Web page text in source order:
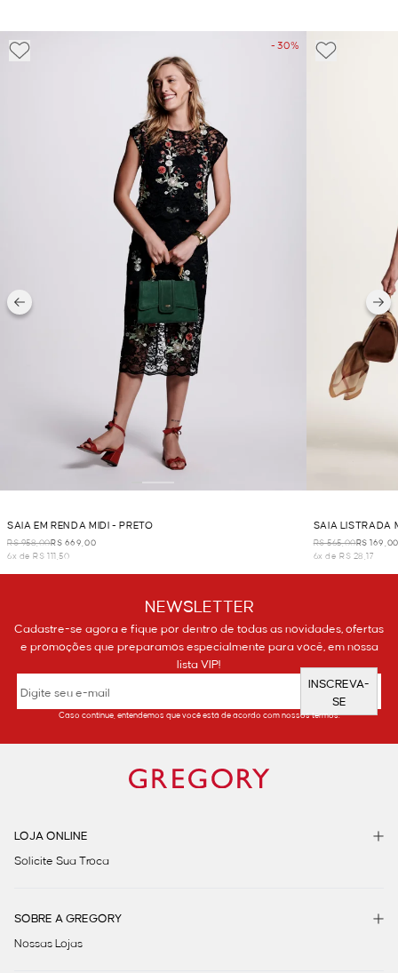
- 30%
SAIA EM RENDA MIDI - PRETO
R$ 958,00R$ 669,00
6x de R$ 111,50
SAIA LISTRADA
R$ 565,00R$ 169,00
6x de R$ 28,17
NEWSLETTER
Cadastre-se agora e fique por dentro de todas as novidades, ofertas
e promoções que preparamos especialmente para você, em nossa
lista VIP!
INSCREVA-
SE
Caso continue, entendemos que você está de acordo com nossos termos.
LOJA ONLINE
Solicite Sua Troca
SOBRE A GREGORY
Nossas Lojas